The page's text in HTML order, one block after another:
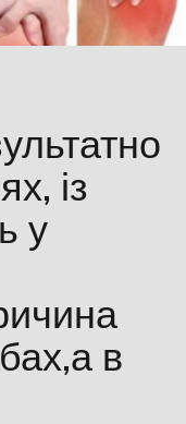
із
у
в